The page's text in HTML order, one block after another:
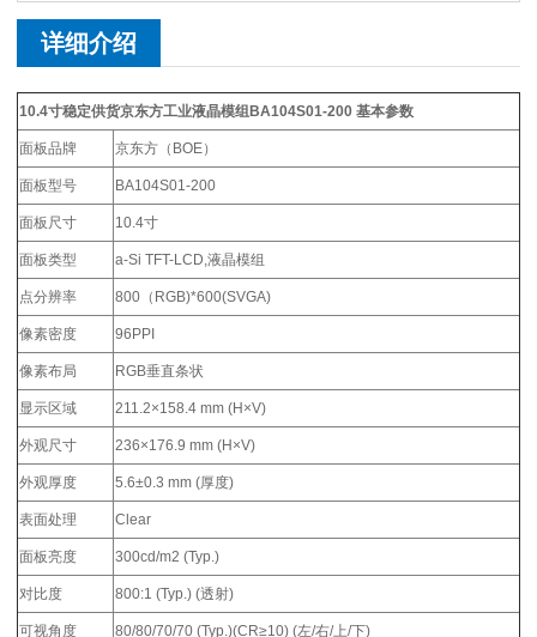
详细介绍
10.4寸稳定供货京东方工业液晶模组BA104S01-200 基本参数
面板品牌 京东方（BOE）
面板型号 BA104S01-200
面板尺寸 10.4寸
面板类型 a-Si TFT-LCD,液晶模组
点分辨率 800（RGB)*600(SVGA)
像素密度 96PPI
像素布局 RGB垂直条状
显示区域 211.2×158.4 mm (H×V)
外观尺寸 236×176.9 mm (H×V)
外观厚度 5.6±0.3 mm (厚度)
表面处理 Clear
面板亮度 300cd/m2 (Typ.)
对比度 800:1 (Typ.) (透射)
可视角度 80/80/70/70 (Typ.)(CR≥10) (左/右/上/下)